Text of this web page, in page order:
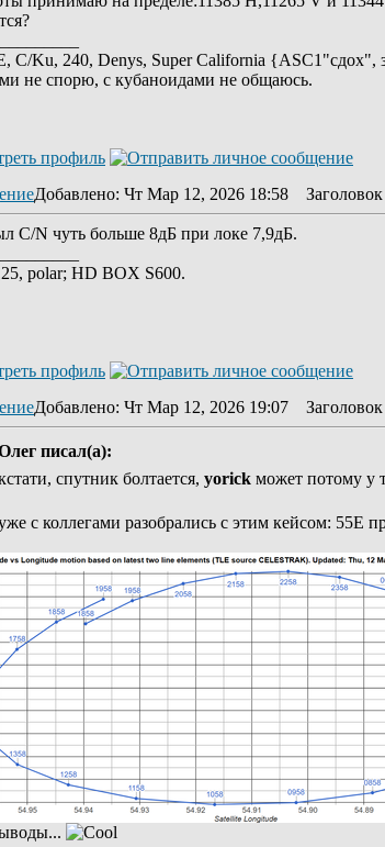
C/Ku, 240, Denys, Super California
не спорю, с кубаноидами не общаюсь.
Добавлено: Чт Мар 12, 2026 18:58
C/N чуть больше 8дБ при локе 7,9дБ.
polar; HD BOX S600.
Добавлено: Чт Мар 12, 2026 19:07
писал(а):
спутник болтается, yorickможет потому у
с коллегами разобрались с этим кейсом: 55Е